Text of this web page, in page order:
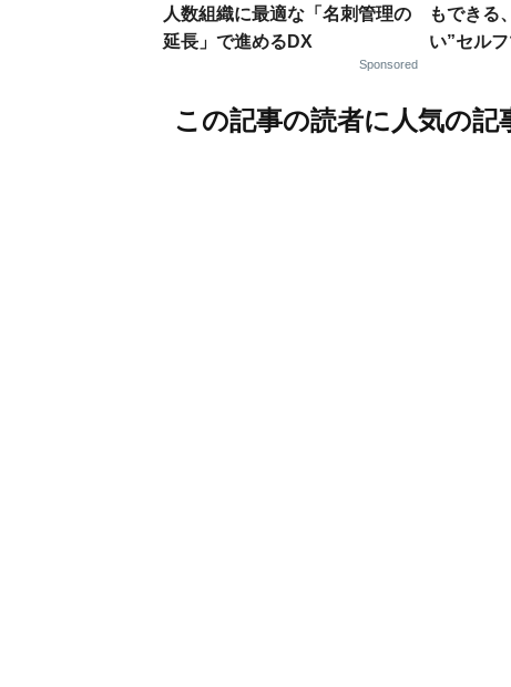
人数組織に最適な「名刺管理の
延長」で進めるDX
Sponsored
もできる
い”セル
この記事の読者に人気の記